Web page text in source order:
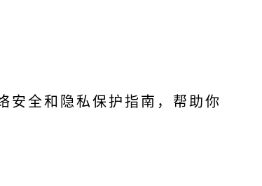
全和隐私保护指南，帮助你